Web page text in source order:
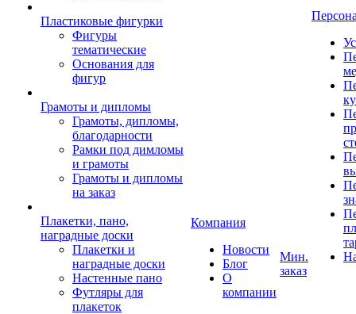
Пластиковые фигурки
Фигуры
тематические
Основания для
фигур
Грамоты и дипломы
Грамоты, дипломы,
благодарности
Рамки под димломы
и грамоты
Грамоты и дипломы
на заказ
Плакетки, пано,
наградные доски
Плакетки и
наградные доски
Настенные пано
Футляры для
плакеток
Компания
Новости
Блог
О
компании
Мин.
заказ